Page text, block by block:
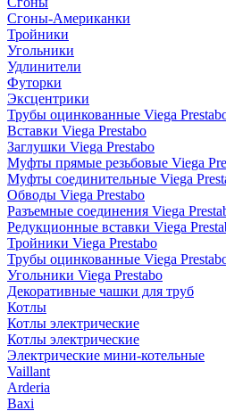
Сгоны-Американки
Тройники
Угольники
Удлинители
Футорки
Эксцентрики
Трубы оцинкованные Viega
Вставки Viega Prestabo
Заглушки Viega Prestabo
Муфты прямые резьбовые Viega
Муфты соединительные Viega
Обводы Viega Prestabo
Разъемные соединения Viega
Редукционные вставки Viega
Тройники Viega Prestabo
Трубы оцинкованные Viega
Угольники Viega Prestabo
Декоративные чашки для труб
Котлы
Котлы электрические
Котлы электрические
Электрические мини-котельные
Vaillant
Arderia
Baxi